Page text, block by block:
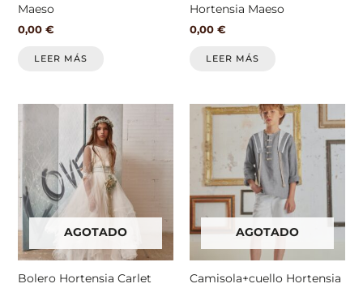
Maeso
0,00 €
LEER MÁS
Hortensia Maeso
0,00 €
LEER MÁS
AGOTADO
Bolero Hortensia Carlet
AGOTADO
Camisola+cuello Hortensia